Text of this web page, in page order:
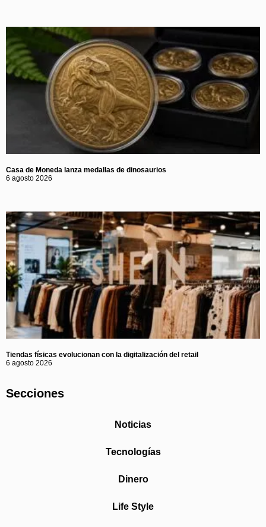
Casa de Moneda lanza medallas de dinosaurios
6 agosto 2026
Tiendas físicas evolucionan con la digitalización del retail
6 agosto 2026
Secciones
Noticias
Tecnologías
Dinero
Life Style